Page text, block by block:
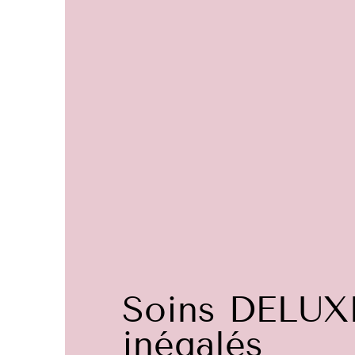
Soins
inégalés